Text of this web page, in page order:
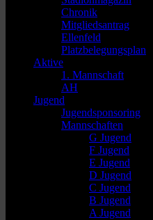
Chronik
Mitgliedsantrag
Ellenfeld
Platzbelegungsplan
Aktive
1. Mannschaft
AH
Jugend
Jugendsponsoring
Mannschaften
G Jugend
F Jugend
E Jugend
D Jugend
C Jugend
B Jugend
A Jugend